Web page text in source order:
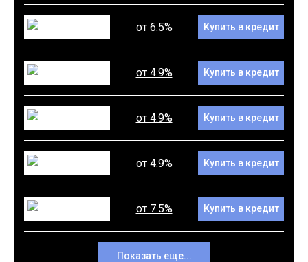
от 6.5% Купить в кредит
от 4.9% Купить в кредит
от 4.9% Купить в кредит
от 4.9% Купить в кредит
от 7.5% Купить в кредит
Показать еще...